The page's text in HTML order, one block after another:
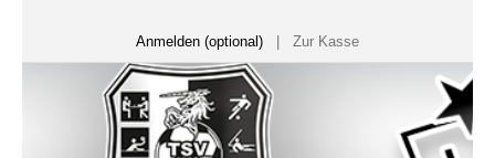
Anmelden (optional) Zur Kasse